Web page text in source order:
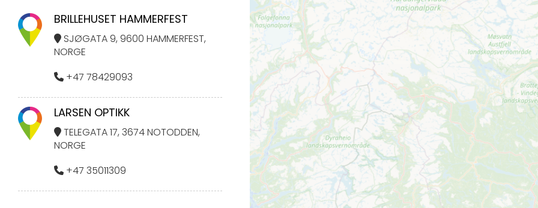
BRILLEHUSET HAMMERFEST
SJØGATA 9, 9600 HAMMERFEST,
NORGE
+47 78429093
LARSEN OPTIKK
TELEGATA 17, 3674 NOTODDEN,
NORGE
+47 35011309